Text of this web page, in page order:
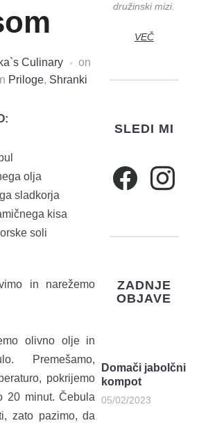
Culinary
on
Priloge, Shranki
olja
sladkorja
kisa
soli
in narežemo
olivno olje in
Premešamo,
pokrijemo
20 minut. Čebula
zato pazimo, da
družinski mizi.
VEČ
SLEDI MI
ZADNJE
OBJAVE
Domači jabolčni
kompot
05/02/2023